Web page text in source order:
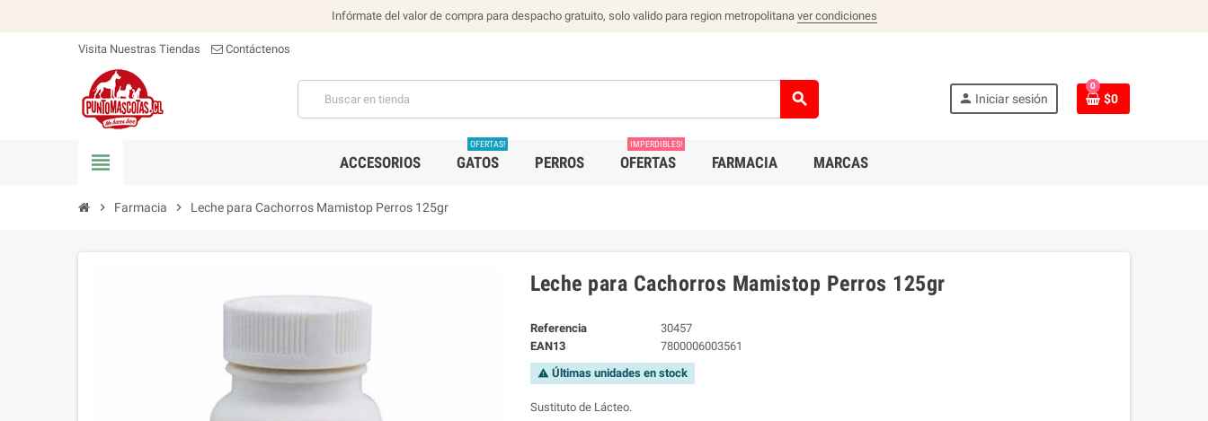
Infórmate del valor de compra para despacho gratuito, solo valido para region metropolitana ver condiciones
Visita Nuestras Tiendas Contáctenos
search person Iniciar sesión
0
$0
view_headline ACCESORIOS GATOS
OFERTAS!
PERROS OFERTAS
IMPERDIBLES!
FARMACIA MARCAS
chevron_right Farmacia chevron_right Leche para Cachorros Mamistop Perros 125gr
Leche para Cachorros Mamistop Perros 125gr
Referencia
30457
EAN13
7800006003561
warning Últimas unidades en stock
Sustituto de Lácteo.